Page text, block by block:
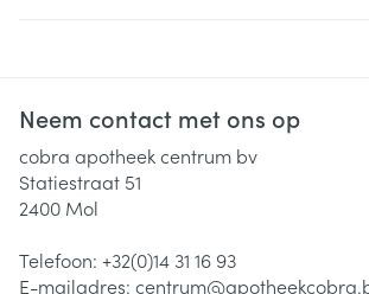
Neem contact met ons op
cobra apotheek centrum bv
Statiestraat 51
2400 Mol
Telefoon: +32(0)14 31 16 93
E-mailadres: centrum@